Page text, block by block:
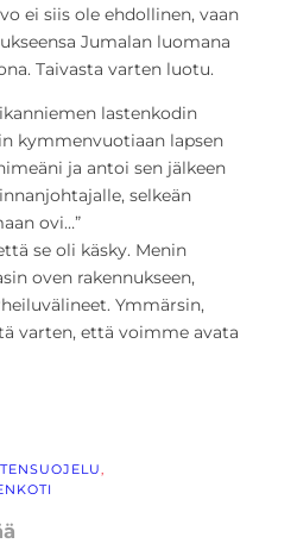
ei siis ole ehdollinen, vaan
Jumalan luomana
Taivasta varten luotu.
lastenkodin
kymmenvuotiaan lapsen
ja antoi sen jälkeen
selkeän
ovi…”
se oli käsky. Menin
oven rakennukseen,
Ymmärsin,
varten, että voimme avata